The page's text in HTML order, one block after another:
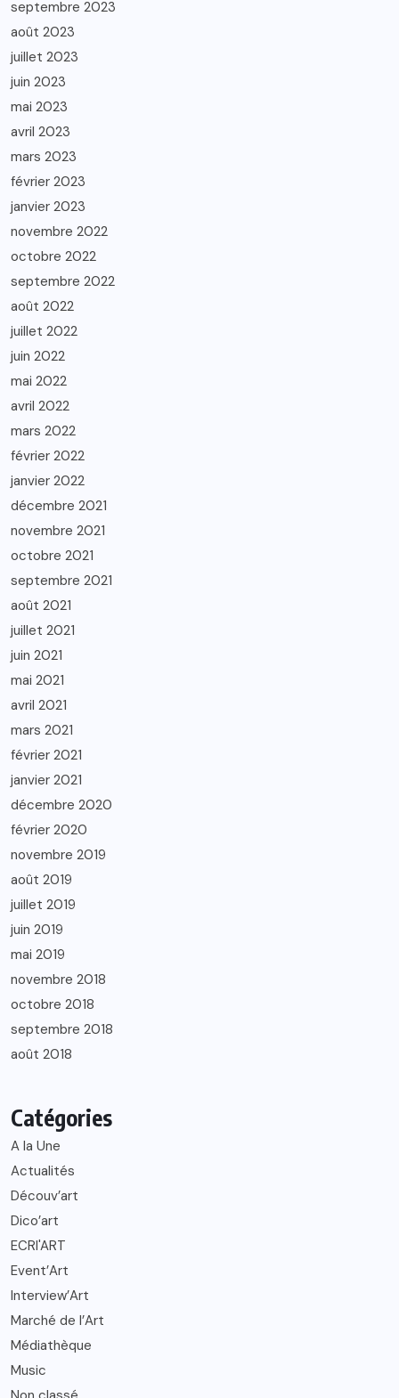
septembre 2023
août 2023
juillet 2023
juin 2023
mai 2023
avril 2023
mars 2023
février 2023
janvier 2023
novembre 2022
octobre 2022
septembre 2022
août 2022
juillet 2022
juin 2022
mai 2022
avril 2022
mars 2022
février 2022
janvier 2022
décembre 2021
novembre 2021
octobre 2021
septembre 2021
août 2021
juillet 2021
juin 2021
mai 2021
avril 2021
mars 2021
février 2021
janvier 2021
décembre 2020
février 2020
novembre 2019
août 2019
juillet 2019
juin 2019
mai 2019
novembre 2018
octobre 2018
septembre 2018
août 2018
Catégories
A la Une
Actualités
Découv’art
Dico’art
ECRI'ART
Event’Art
Interview’Art
Marché de l’Art
Médiathèque
Music